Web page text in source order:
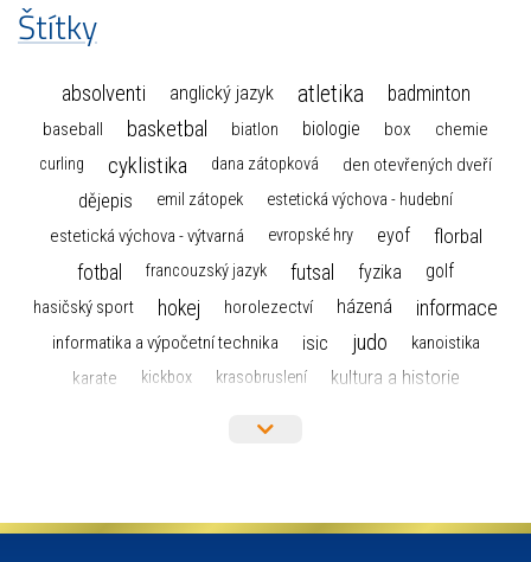
Štítky
absolventi anglický jazyk atletika badminton
baseball basketbal biatlon biologie box chemie
curling cyklistika dana zátopková den otevřených dveří
dějepis emil zátopek estetická výchova - hudební
estetická výchova - výtvarná evropské hry eyof florbal
fotbal francouzský jazyk futsal fyzika golf
hasičský sport hokej horolezectví házená informace
informatika a výpočetní technika isic judo
kanoistika
karate
kickbox krasobruslení
kultura a historie
olympiáda dětí a mládeže organizace plavání